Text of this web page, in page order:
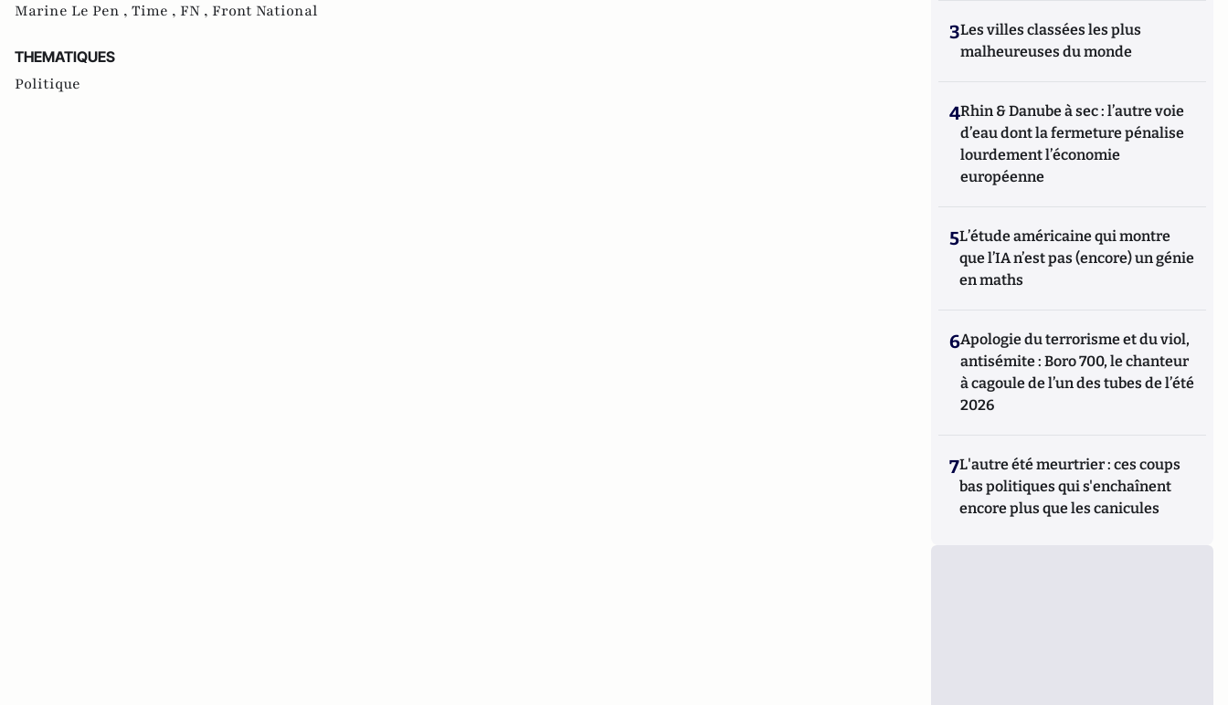
Marine Le Pen , Time , FN , Front National
THEMATIQUES
Politique
3Les villes classées les plus
malheureuses du monde
4Rhin & Danube à sec : l’autre voie
d’eau dont la fermeture pénalise
lourdement l’économie
européenne
5L’étude américaine qui montre
que l’IA n’est pas (encore) un génie
en maths
6Apologie du terrorisme et du viol,
antisémite : Boro 700, le chanteur
à cagoule de l’un des tubes de l’été
2026
7L'autre été meurtrier : ces coups
bas politiques qui s'enchaînent
encore plus que les canicules